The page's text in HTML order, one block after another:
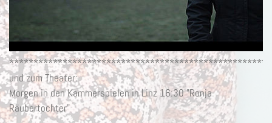
und zum Theater:
Morgen in den Kammerspielen in Linz 16:30 "Ronja
Räubertochter"